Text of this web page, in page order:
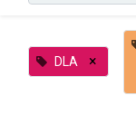
DLA ×